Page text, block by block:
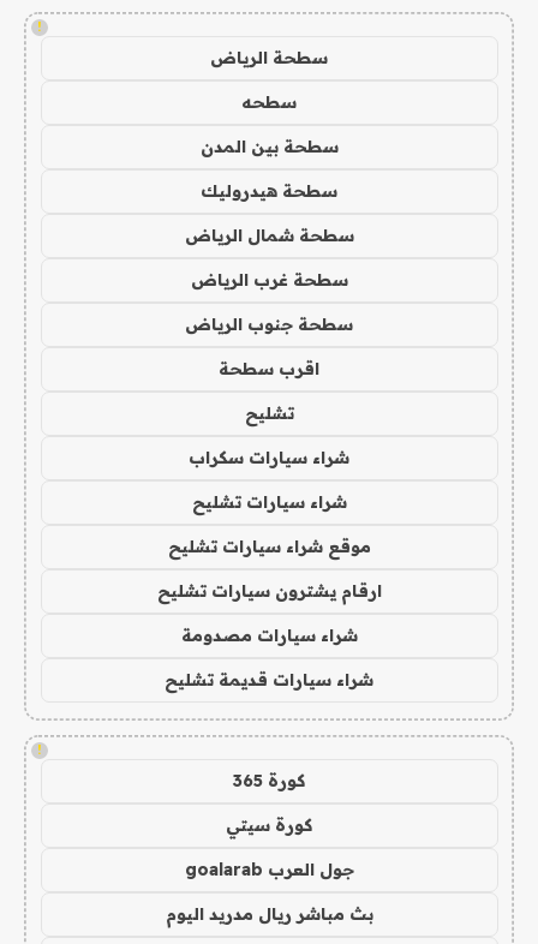
!
سطحة الرياض
سطحه
سطحة بين المدن
سطحة هيدروليك
سطحة شمال الرياض
سطحة غرب الرياض
سطحة جنوب الرياض
اقرب سطحة
تشليح
شراء سيارات سكراب
شراء سيارات تشليح
موقع شراء سيارات تشليح
ارقام يشترون سيارات تشليح
شراء سيارات مصدومة
شراء سيارات قديمة تشليح
!
كورة 365
كورة سيتي
جول العرب goalarab
بث مباشر ريال مدريد اليوم